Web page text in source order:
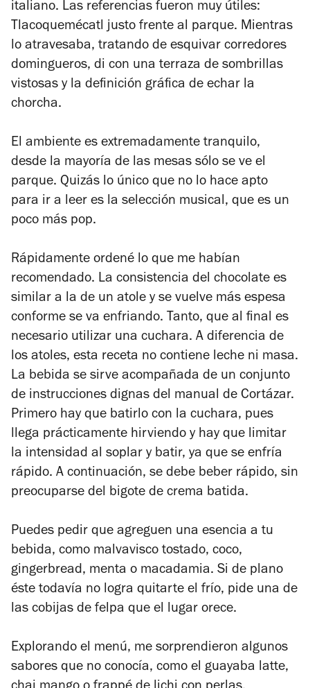
italiano. Las referencias fueron muy útiles:
Tlacoquemécatl justo frente al parque. Mientras
lo atravesaba, tratando de esquivar corredores
domingueros, di con una terraza de sombrillas
vistosas y la definición gráfica de echar la
chorcha.
El ambiente es extremadamente tranquilo,
desde la mayoría de las mesas sólo se ve el
parque. Quizás lo único que no lo hace apto
para ir a leer es la selección musical, que es un
poco más pop.
Rápidamente ordené lo que me habían
recomendado. La consistencia del chocolate es
similar a la de un atole y se vuelve más espesa
conforme se va enfriando. Tanto, que al final es
necesario utilizar una cuchara. A diferencia de
los atoles, esta receta no contiene leche ni masa.
La bebida se sirve acompañada de un conjunto
de instrucciones dignas del manual de Cortázar.
Primero hay que batirlo con la cuchara, pues
llega prácticamente hirviendo y hay que limitar
la intensidad al soplar y batir, ya que se enfría
rápido. A continuación, se debe beber rápido, sin
preocuparse del bigote de crema batida.
Puedes pedir que agreguen una esencia a tu
bebida, como malvavisco tostado, coco,
gingerbread, menta o macadamia. Si de plano
éste todavía no logra quitarte el frío, pide una de
las cobijas de felpa que el lugar orece.
Explorando el menú, me sorprendieron algunos
sabores que no conocía, como el guayaba latte,